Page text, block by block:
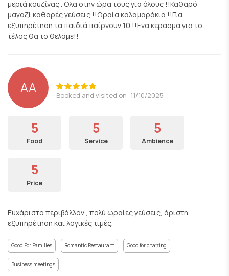
μεριά κουζίνας . Ολα στην ώρα τους για όλους !!Καθαρό
μαγαζί καθαρές γεύσεις !!Ωραία καλαμαράκια !!Για
εξυπηρέτηση τα παιδιά παίρνουν 10 !!Ενα κερασμα για το
τέλος θα το θελαμε!!
ΑΑ Booked and visited on: 11/10/2025
5
Food
5
Service
5
Ambience
5
Price
Ευχάριστο περιβάλλον , πολύ ωραίες γεύσεις, άριστη
εξυπηρέτηση και λογικές τιμές.
Good For Families Romantic Restaurant Good for chatting
Business meetings